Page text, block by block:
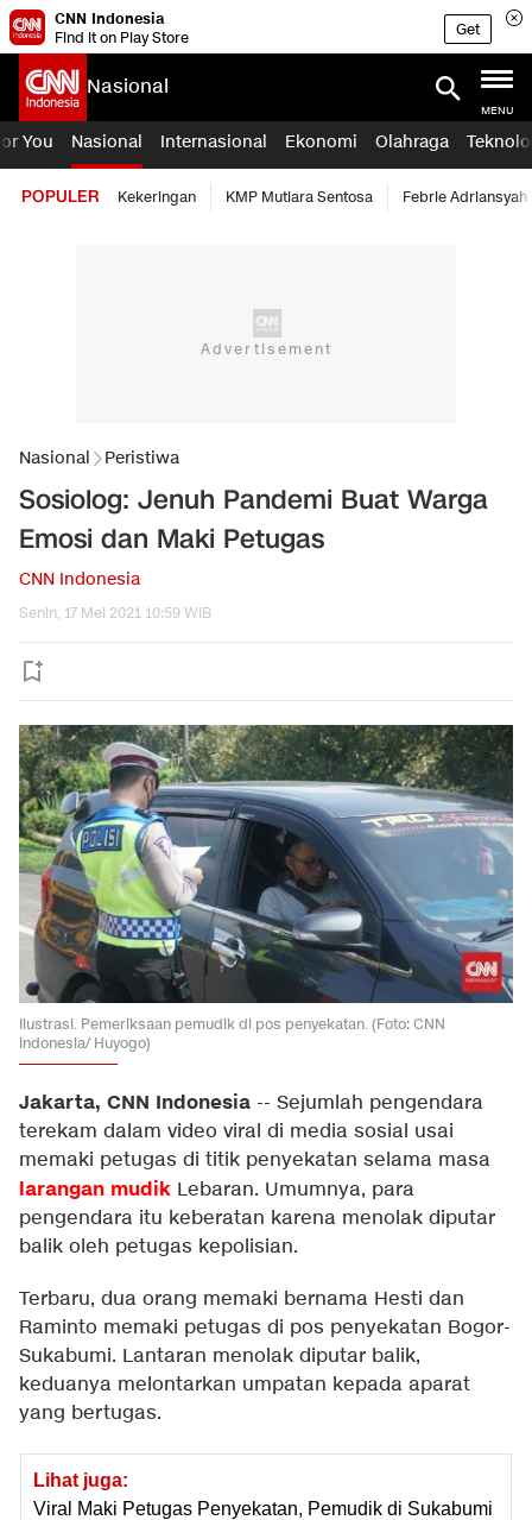
CNN Indonesia
Find it on Play Store
Get
Nasional
MENU
You Nasional Internasional Ekonomi Olahraga
POPULER Kekeringan KMP Mutiara Sentosa Febrie Adriansyah
Nasional Peristiwa
Sosiolog: Jenuh Pandemi Buat Warga
Emosi dan Maki Petugas
CNN Indonesia
Senin, 17 Mei 2021 10:59 WIB
Ilustrasi. Pemeriksaan pemudik di pos penyekatan. (Foto: CNN
Indonesia/ Huyogo)
Jakarta, CNN Indonesia -- Sejumlah pengendara
terekam dalam video viral di media sosial usai
memaki petugas di titik penyekatan selama masa
larangan mudik Lebaran. Umumnya, para
pengendara itu keberatan karena menolak diputar
balik oleh petugas kepolisian.
Terbaru, dua orang memaki bernama Hesti dan
Raminto memaki petugas di pos penyekatan Bogor-
Sukabumi. Lantaran menolak diputar balik,
keduanya melontarkan umpatan kepada aparat
yang bertugas.
Lihat juga:
Viral Maki Petugas Penyekatan, Pemudik di Sukabumi